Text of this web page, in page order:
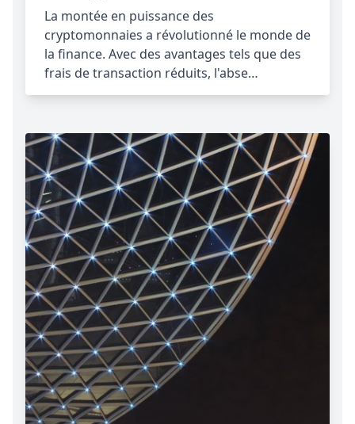
La montée en puissance des
cryptomonnaies a révolutionné le monde de
la finance. Avec des avantages tels que des
frais de transaction réduits, l'abse…